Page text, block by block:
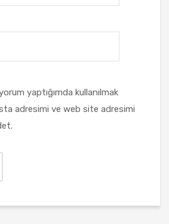
yaptığımda kullanılmak
adresimi ve web site adresimi